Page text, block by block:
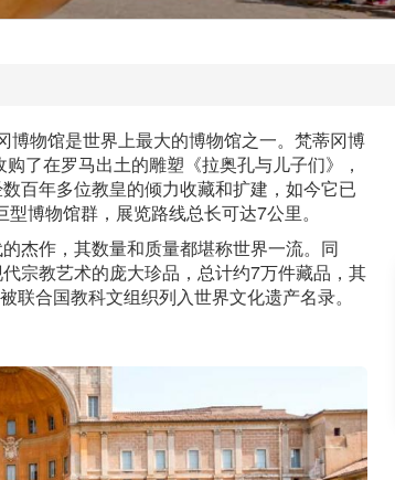
物馆是世界上最大的博物馆之一。梵蒂冈博
了在罗马出土的雕塑《拉奥孔与儿子们》，
百年多位教皇的倾力收藏和扩建，如今它已
博物馆群，展览路线总长可达7公里。
杰作，其数量和质量都堪称世界一流。同
宗教艺术的庞大珍品，总计约7万件藏品，其
合国教科文组织列入世界文化遗产名录。